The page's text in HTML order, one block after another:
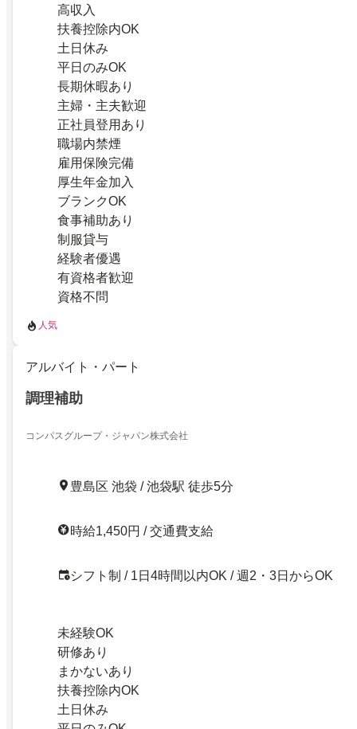
高収入
扶養控除内OK
土日休み
平日のみOK
長期休暇あり
主婦・主夫歓迎
正社員登用あり
職場内禁煙
雇用保険完備
厚生年金加入
ブランクOK
食事補助あり
制服貸与
経験者優遇
有資格者歓迎
資格不問
人気
アルバイト・パート
調理補助
コンパスグループ・ジャパン株式会社
豊島区 池袋 / 池袋駅 徒歩5分
時給1,450円 / 交通費支給
シフト制 / 1日4時間以内OK / 週2・3日からOK
未経験OK
研修あり
まかないあり
扶養控除内OK
土日休み